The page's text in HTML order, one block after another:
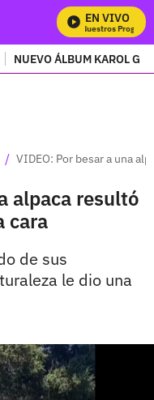
EN VIVO
Mira Todos Nuestros Programas
NUEVO ÁLBUM KAROL G
/ VIDEO: Por besar a una
alpaca resultó
cara
de sus
le dio una